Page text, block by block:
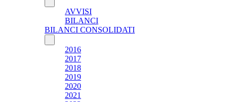
AVVISI
BILANCI
BILANCI CONSOLIDATI
2016
2017
2018
2019
2020
2021